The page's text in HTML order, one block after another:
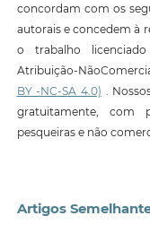
concordam com os
autorais e concedem à
o trabalho
Atribuição-
BY -NC-SA 4.0) .
gratuitamente, com
pesqueiras e não
Artigos